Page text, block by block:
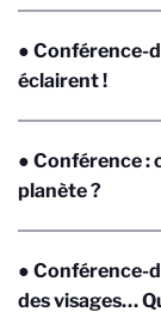
● Conférence-
éclairent !
● Conférence :
planète ?
● Conférence-
des visages…